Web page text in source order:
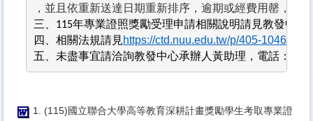
，並且依重新送達日期重新排序，逾期或經費用罄，恕
三、
115年專業證照獎勵受理申請相關說明請見教發中心
四、 相關法規請見https://ctd.nuu.edu.tw/p/405-1046-
五、未盡事宜請洽詢教發中心承辦人黃助理，電話：
1. (115)國立聯合大學高等教育深耕計畫獎勵學生考取專業證